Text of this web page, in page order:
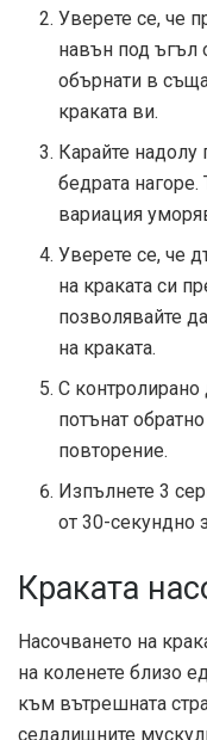
Уверете се, че
навън под ъгъл
обърнати в
краката ви.
Карайте надолу
бедрата нагоре.
вариация
Уверете се, че
на краката си
позволявайте
на краката.
С
потънат
повторение.
Изпълнете 3
от 30-секундно
Краката
Насочването на
на коленете близо
към вътрешната
седалищните